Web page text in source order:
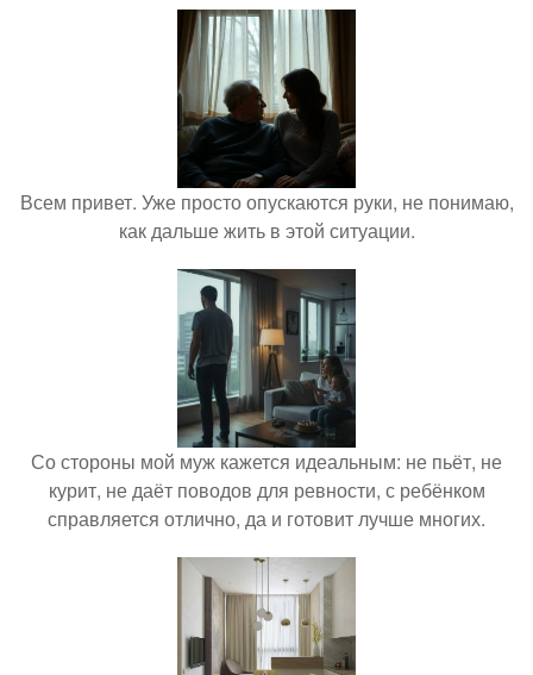
Всем привет. Уже просто опускаются руки, не понимаю,
как дальше жить в этой ситуации.
Со стороны мой муж кажется идеальным: не пьёт, не
курит, не даёт поводов для ревности, с ребёнком
справляется отлично, да и готовит лучше многих.